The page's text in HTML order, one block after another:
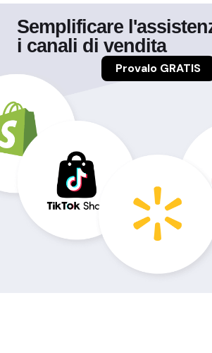
Semplificare
i canali di vendita
Provalo GRATIS